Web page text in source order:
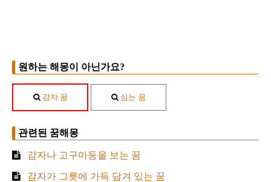
원하는 해몽이 아닌가요?
감자 꿈 심는 꿈
관련된 꿈해몽
감자나 고구마등을 보는 꿈
감자가 그릇에 가득 담겨 있는 꿈